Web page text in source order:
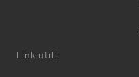
Link utili: